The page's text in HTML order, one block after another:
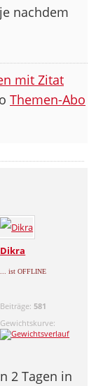
nachdem
Themen-Abo
Dikra
... ist OFFLINE
Beiträge: 581
Gewichtskurve:
2 Tagen in